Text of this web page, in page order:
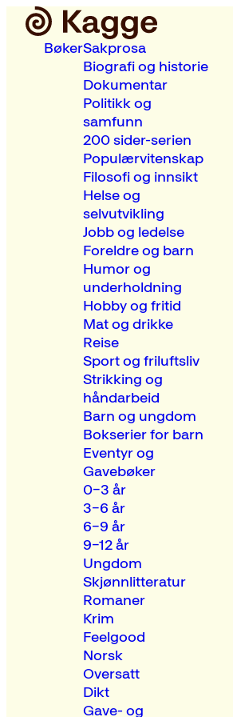
BøkerSakprosa
Biografi og historie
Dokumentar
Politikk og
samfunn
200 sider-serien
Populærvitenskap
Filosofi og innsikt
Helse og
selvutvikling
Jobb og ledelse
Foreldre og barn
Humor og
underholdning
Hobby og fritid
Mat og drikke
Reise
Sport og friluftsliv
Strikking og
håndarbeid
Barn og ungdom
Bokserier for barn
Eventyr og
Gavebøker
0–3 år
3–6 år
6–9 år
9–12 år
Ungdom
Skjønnlitteratur
Romaner
Krim
Feelgood
Norsk
Oversatt
Dikt
Gave- og